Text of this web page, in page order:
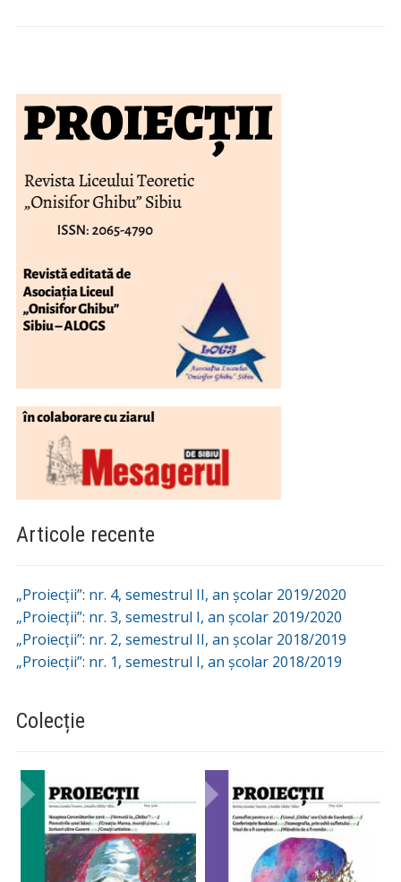
Articole recente
„Proiecții”: nr. 4, semestrul II, an școlar 2019/2020
„Proiecții”: nr. 3, semestrul I, an școlar 2019/2020
„Proiecții”: nr. 2, semestrul II, an școlar 2018/2019
„Proiecții”: nr. 1, semestrul I, an școlar 2018/2019
Colecție